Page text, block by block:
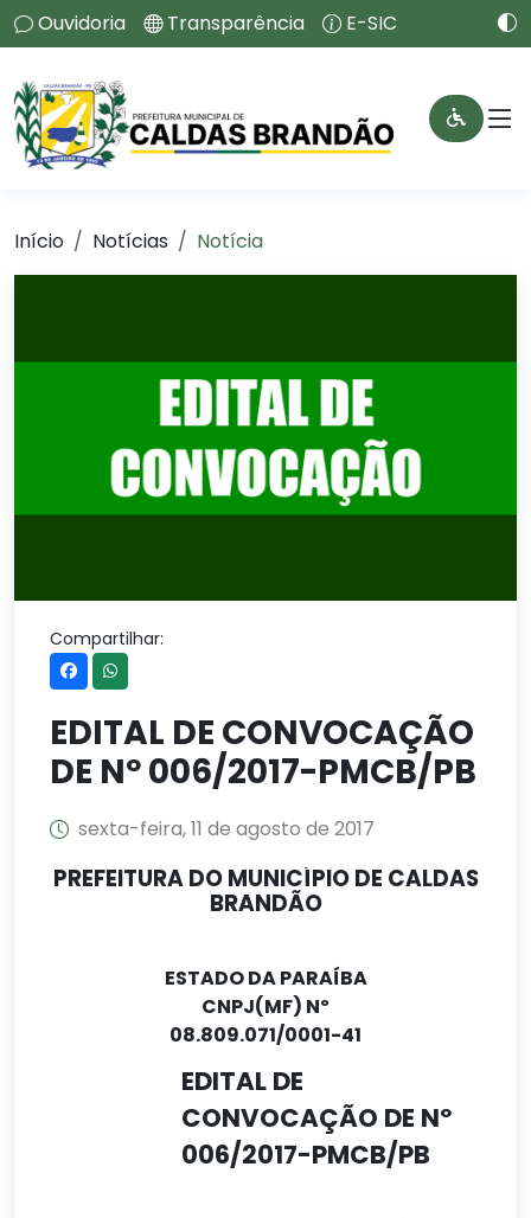
Ouvidoria Transparência E-SIC
Início Notícias Notícia
Compartilhar:
EDITAL DE CONVOCAÇÃO
DE Nº 006/2017-PMCB/PB
sexta-feira, 11 de agosto de 2017
PREFEITURA DO MUNICÍPIO DE CALDAS
BRANDÃO
ESTADO DA PARAÍBA
CNPJ(MF) Nº
08.809.071/0001-41
EDITAL DE
CONVOCAÇÃO DE Nº
006/2017-PMCB/PB